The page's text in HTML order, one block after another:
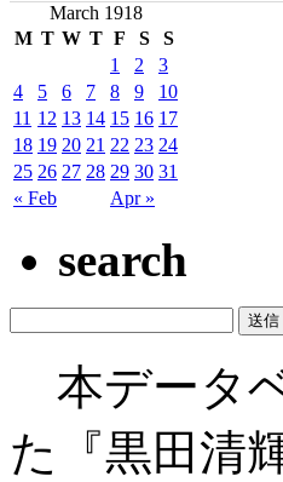
March 1918
M T W T F S S
« Feb Apr »
1 2
3
4
5 6 7 8 9
10
11 12 13 14 15 16 17
18 19 20 21 22 23 24
25 26 27 28 29 30 31
search
本データ
た『黒田清